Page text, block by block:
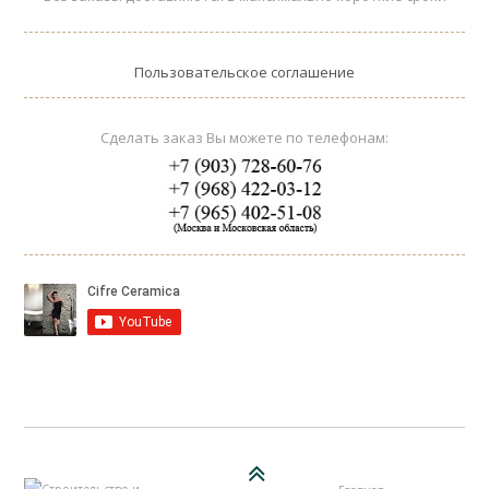
Пользовательское соглашение
Сделать заказ Вы можете по телефонам: